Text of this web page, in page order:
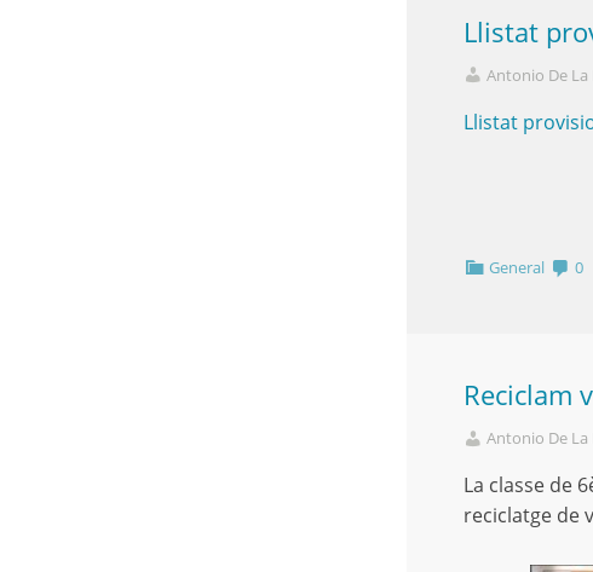
Llistat
Antonio De La
Llistat
General 0
Reciclam
Antonio De La
La classe de
reciclatge de